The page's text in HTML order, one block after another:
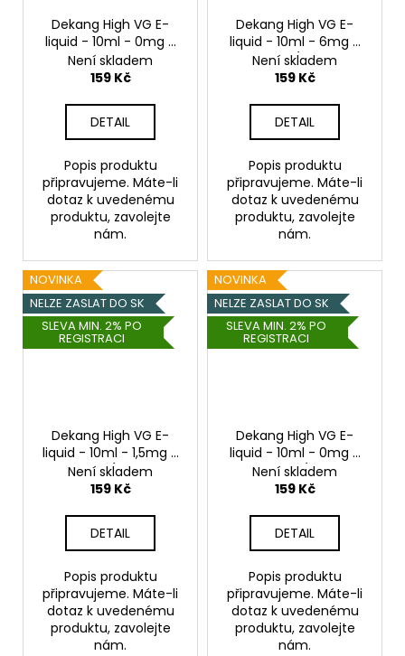
Dekang High VG E-
liquid - 10ml - 0mg -
Juicy Ananas
(Šťavnatý ananas)
Není skladem
159 Kč
DETAIL
Popis produktu
připravujeme. Máte-li
dotaz k uvedenému
produktu, zavolejte
nám.
Dekang High VG E-
liquid - 10ml - 6mg -
Full Moon (Maracuja
bonbon)
Není skladem
159 Kč
DETAIL
Popis produktu
připravujeme. Máte-li
dotaz k uvedenému
produktu, zavolejte
nám.
NOVINKA
NELZE ZASLAT DO SK
SLEVA MIN. 2% PO
REGISTRACI
Dekang High VG E-
liquid - 10ml - 1,5mg -
Full Moon (Maracuja
bonbon)
Není skladem
159 Kč
DETAIL
Popis produktu
připravujeme. Máte-li
dotaz k uvedenému
produktu, zavolejte
nám.
NOVINKA
NELZE ZASLAT DO SK
SLEVA MIN. 2% PO
REGISTRACI
Dekang High VG E-
liquid - 10ml - 0mg -
Florid Blue (Ledové
borůvky)
Není skladem
159 Kč
DETAIL
Popis produktu
připravujeme. Máte-li
dotaz k uvedenému
produktu, zavolejte
nám.